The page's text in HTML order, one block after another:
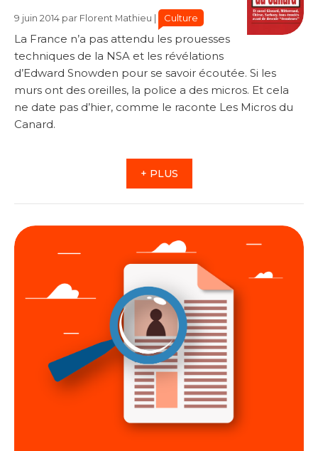
9 juin 2014 par Florent Mathieu Catégories
Catégories
Culture
La France n’a pas attendu les prouesses
techniques de la NSA et les révélations
d’Edward Snowden pour se savoir écoutée. Si les
murs ont des oreilles, la police a des micros. Et cela
ne date pas d’hier, comme le raconte Les Micros du
Canard.
+ PLUS